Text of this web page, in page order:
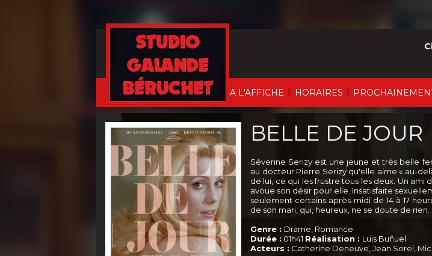
A L'AFFICHE | HORAIRES |
BELLE DE JOUR
Séverine Serizy est une jeune et très belle
au docteur Pierre Serizy qu'elle aime « au-
de lui, ce qui les frustre tous les deux. Un
avoue son désir pour elle. Insatisfaite
seulement certains après-midi de 14 à 17
de son mari, qui, heureux, ne se doute de rien.
Genre : Drame, Romance
Durée : 01h41 Réalisation : Luis Buñuel
Acteurs : Catherine Deneuve, Jean Sorel,